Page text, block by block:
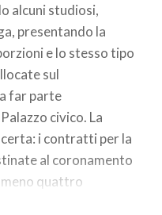
alcuni studiosi,
presentando la
e lo stesso tipo
sul
far parte
civico. La
i contratti per la
al coronamento
quattro